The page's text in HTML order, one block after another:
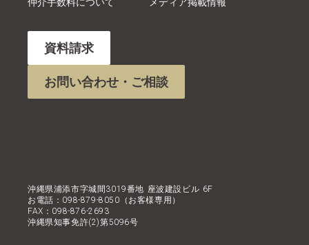
沖縄県浦添市字城間3019番地 座波建設ビル 6F
お電話：098-879-8050（お客様専用）
FAX：098-876-2693
沖縄県知事免許(2)第5096号
資料請求
お問い合わせ・ご相談